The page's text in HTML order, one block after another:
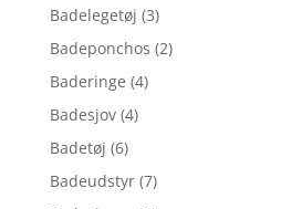
Badelegetøj (3)
Badeponchos (2)
Baderinge (4)
Badesjov (4)
Badetøj (6)
Badeudstyr (7)